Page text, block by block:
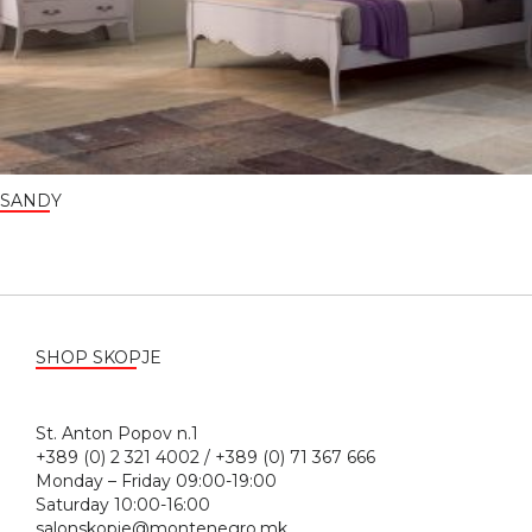
SANDY
SHOP SKOPJE
St. Anton Popov n.1
+389 (0) 2 321 4002 / +389 (0) 71 367 666
Monday – Friday 09:00-19:00
Saturday 10:00-16:00